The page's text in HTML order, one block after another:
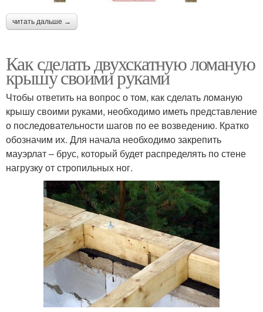
читать дальше →
Как сделать двухскатную ломаную
крышу своими руками
Чтобы ответить на вопрос о том, как сделать ломаную
крышу своими руками, необходимо иметь представление
о последовательности шагов по ее возведению. Кратко
обозначим их. Для начала необходимо закрепить
мауэрлат – брус, который будет распределять по стене
нагрузку от стропильных ног.